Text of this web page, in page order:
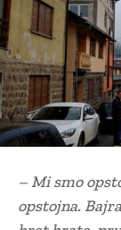
– Mi smo
opstojna.